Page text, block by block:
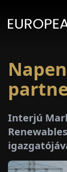
Interjú